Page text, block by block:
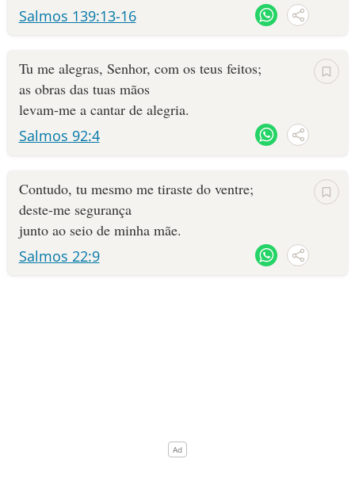
Salmos 139:13-16
Tu me alegras, Senhor, com os teus feitos;
as obras das tuas mãos
levam-me a cantar de alegria.
Salmos 92:4
Contudo, tu mesmo me tiraste do ventre;
deste-me segurança
junto ao seio de minha mãe.
Salmos 22:9